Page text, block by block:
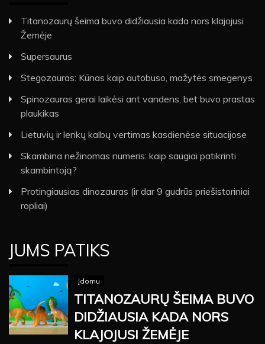
Titanozaurų šeima buvo didžiausia kada nors klajojusi
Žemėje
Supersaurus
Stegozauras: Kūnas kaip autobuso, mažytės smegenys
Spinozauras gerai laikėsi ant vandens, bet buvo prastas
plaukikas
Lietuvių ir lenkų kalbų vertimas kasdienėse situacijose
Skambina nežinomas numeris: kaip saugiai patikrinti
skambintoją?
Protingiausias dinozauras (ir dar 9 gudrūs priešistoriniai
ropliai)
JUMS PATIKS
Įdomu
TITANOZAURŲ ŠEIMA BUVO
DIDŽIAUSIA KADA NORS
KLAJOJUSI ŽEMĖJE